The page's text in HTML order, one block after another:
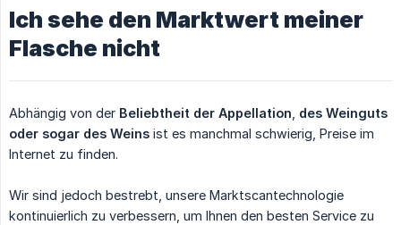
Ich sehe den Marktwert meiner
Flasche nicht
Abhängig von der Beliebtheit der Appellation des Weinguts
oder sogar des Weins ist es manchmal schwierig, Preise im
Internet zu finden.
Wir sind jedoch bestrebt, unsere Marktscantechnologie
kontinuierlich zu verbessern, um Ihnen den besten Service zu